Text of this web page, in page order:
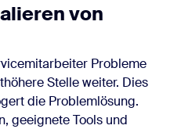
von
Probleme
Stelle weiter. Dies
die Problemlösung.
geeignete Tools und